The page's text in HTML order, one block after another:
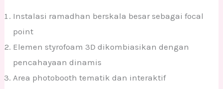
Instalasi ramadhan berskala besar sebagai focal
point
Elemen styrofoam 3D dikombiasikan dengan
pencahayaan dinamis
Area photobooth tematik dan interaktif